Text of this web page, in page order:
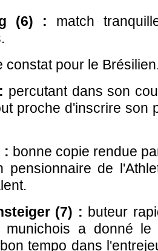
(6) : match
constat pour le
percutant dans son
proche d'inscrire son
: bonne copie rendue
pensionnaire de
(7) : buteur
munichois a donné
tempo dans